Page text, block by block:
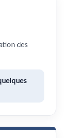
des